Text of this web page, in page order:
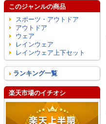
このジャンルの商品
スポーツ・アウトドア
アウトドア
ウェア
レインウェア
レインウェア上下セット
ランキング一覧
楽天市場のイチオシ